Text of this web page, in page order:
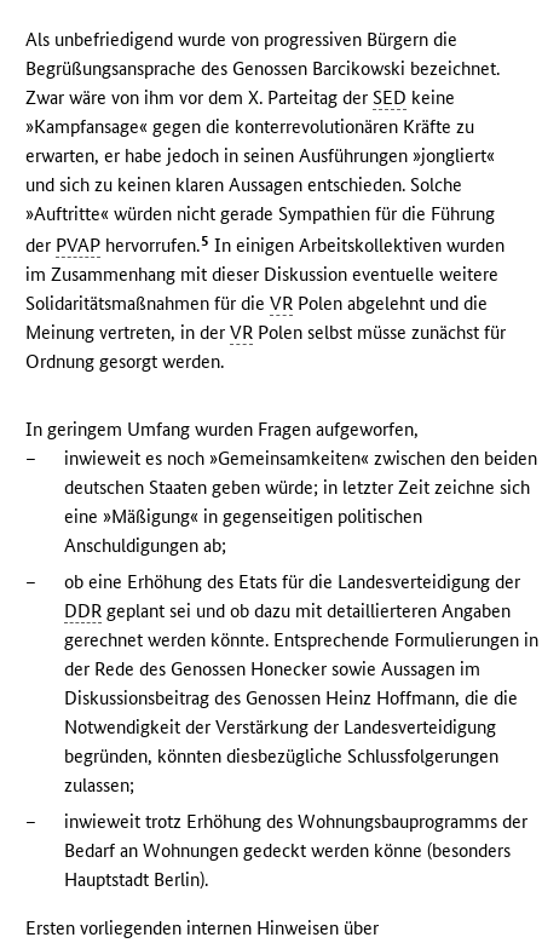
Als unbefriedigend wurde von progressiven Bürgern die
Begrüßungsansprache des Genossen Barcikowski bezeichnet.
Zwar wäre von ihm vor dem X. Parteitag derSED keine
»Kampfansage« gegen die konterrevolutionären Kräfte zu
erwarten, er habe jedoch in seinen Ausführungen »jongliert«
und sich zu keinen klaren Aussagen entschieden. Solche
»Auftritte« würden nicht gerade Sympathien für die Führung
der PVAP hervorrufen.5 In einigen Arbeitskollektiven wurden
im Zusammenhang mit dieser Diskussion eventuelle weitere
Solidaritätsmaßnahmen für dieVR Polen abgelehnt und die
Meinung vertreten, in derVR Polen selbst müsse zunächst für
Ordnung gesorgt werden.
In geringem Umfang wurden Fragen aufgeworfen,
–
inwieweit es noch »Gemeinsamkeiten« zwischen den beiden
deutschen Staaten geben würde; in letzter Zeit zeichne sich
eine »Mäßigung« in gegenseitigen politischen
Anschuldigungen ab;
–
ob eine Erhöhung des Etats für die Landesverteidigung der
DDR geplant sei und ob dazu mit detaillierteren Angaben
gerechnet werden könnte. Entsprechende Formulierungen in
der Rede des Genossen Honecker sowie Aussagen im
Diskussionsbeitrag des Genossen Heinz Hoffmann, die die
Notwendigkeit der Verstärkung der Landesverteidigung
begründen, könnten diesbezügliche Schlussfolgerungen
zulassen;
–
inwieweit trotz Erhöhung des Wohnungsbauprogramms der
Bedarf an Wohnungen gedeckt werden könne (besonders
Hauptstadt Berlin).
Ersten vorliegenden internen Hinweisen über